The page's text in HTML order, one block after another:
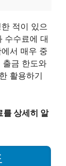
적이 있으
수수료에 대
서 매우 중
출금 한도와
활용하기
를 상세히 알